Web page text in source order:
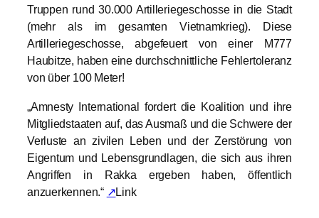
Truppen rund 30.000 Artilleriegeschosse in die Stadt
(mehr als im gesamten Vietnamkrieg). Diese
Artilleriegeschosse, abgefeuert von einer M777
Haubitze, haben eine durchschnittliche Fehlertoleranz
von über 100 Meter!
„Amnesty International fordert die Koalition und ihre
Mitgliedstaaten auf, das Ausmaß und die Schwere der
Verluste an zivilen Leben und der Zerstörung von
Eigentum und Lebensgrundlagen, die sich aus ihren
Angriffen in Rakka ergeben haben, öffentlich
anzuerkennen.“ ↗Link